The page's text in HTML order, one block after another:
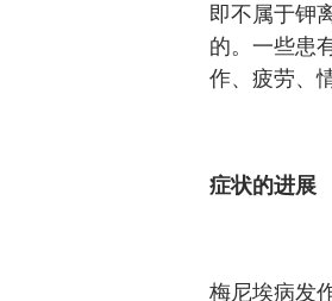
即不属于钾
的。一些患
作、疲劳、
症状的进展
梅尼埃病发